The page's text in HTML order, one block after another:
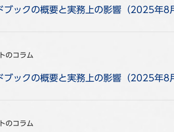
ブックの概要と実務上の影響（2025
のコラム
ブックの概要と実務上の影響（2025
のコラム